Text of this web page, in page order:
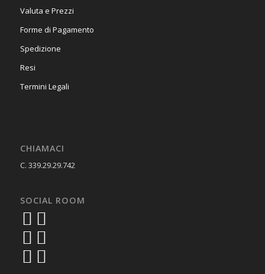
Valuta e Prezzi
Forme di Pagamento
Spedizione
Resi
Termini Legali
CHIAMACI
C. 339.29.29.742
SOCIAL ROOM